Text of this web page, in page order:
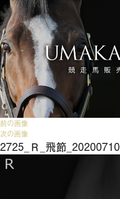
前の画像
次の画像
2725_Ｒ_飛節